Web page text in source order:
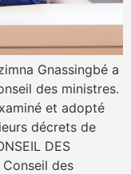
Gnassingbé a
des ministres.
et adopté
décrets de
DES
des